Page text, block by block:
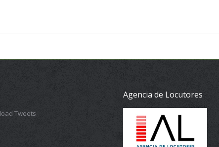
Tweets
Agencia de Locutores